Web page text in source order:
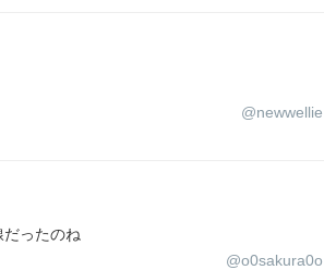
@newwellie
ったのね
@o0sakura0o